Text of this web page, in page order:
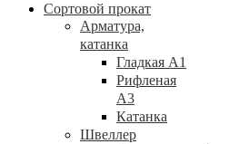
Сортовой прокат
Арматура,
катанка
Гладкая А1
Рифленая
А3
Катанка
Швеллер